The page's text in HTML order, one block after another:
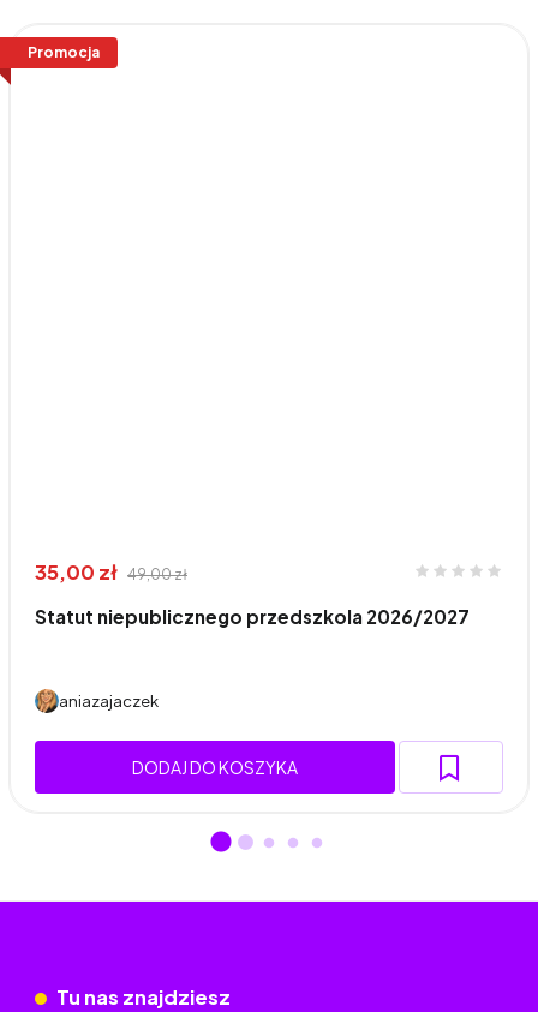
Promocja
35,00 zł 49,00 zł
Statut niepublicznego przedszkola 2026/2027
aniazajaczek
DODAJ DO KOSZYKA
Tu nas znajdziesz